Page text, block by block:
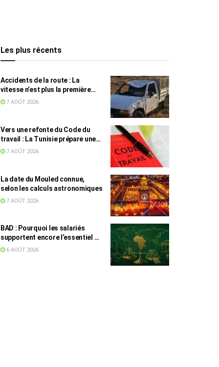
Les plus récents
Accidents de la route : La
vitesse n’est plus la première
cause, mais reste la plus
7 AOÛT 2026
Vers une refonte du Code du
travail : La Tunisie prépare une
législation adaptée au
7 AOÛT 2026
La date du Mouled connue,
selon les calculs astronomiques
7 AOÛT 2026
BAD : Pourquoi les salariés
supportent encore l’essentiel de
l’effort fiscal en Tunisie
6 AOÛT 2026